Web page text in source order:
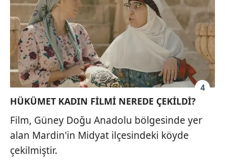
4
HÜKÜMET KADIN FİLMİ NEREDE ÇEKİLDİ?
Film, Güney Doğu Anadolu bölgesinde yer
alan Mardin'in Midyat ilçesindeki köyde
çekilmiştir.